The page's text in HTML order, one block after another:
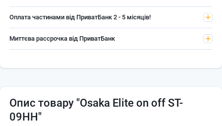
Оплата частинами від ПриватБанк 2 - 5 місяців!
Миттєва рассрочка від ПриватБанк
Опис товару "Osaka Elite on off ST-
09HH"